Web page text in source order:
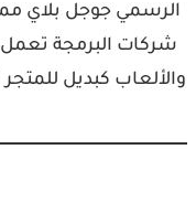
الرسمي جوجل بلاي
شركات البرمجة تعمل
والألعاب كبديل